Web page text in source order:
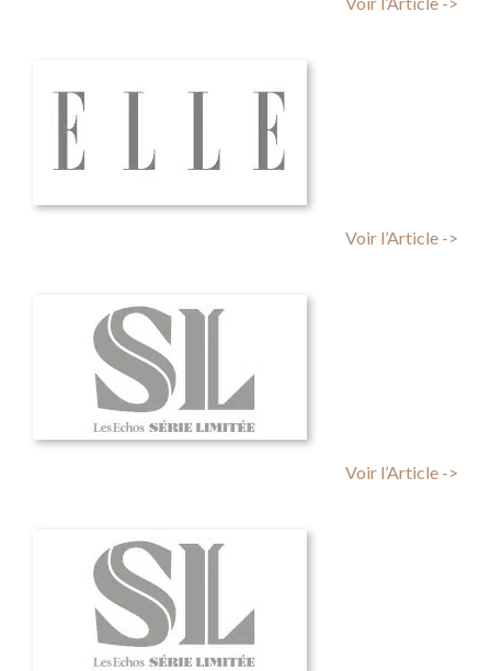
Voir l’Article ->
Voir l’Article ->